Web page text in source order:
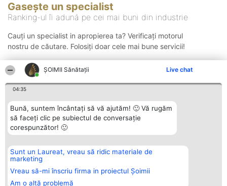
ŞOIMII Sănătații Live chat
04:35
Bună, suntem încântați să vă ajutăm! 🙂 Vă rugăm
să faceți clic pe subiectul de conversație
corespunzător! 🙂
Sunt un Laureat, vreau să ridic materiale de
marketing
Vreau să-mi înscriu firma in proiectul Șoimii
Am o altă problemă
Gasește un specialist
Ranking-ul îi adună pe cei mai buni din industrie
Cauți un specialist in apropierea ta? Verificați motorul
nostru de căutare. Folosiți doar cele mai bune servicii!
Organizator Ranking
BRIGHT SOLUTIONS BR SRL
Aleea Timisul De Sus 2 Bl. A30
Sc. A Et. 4 Ap. 13 Cod 061952
București
Plebiscyt
Lista Tuturor
Laureaților
Contact